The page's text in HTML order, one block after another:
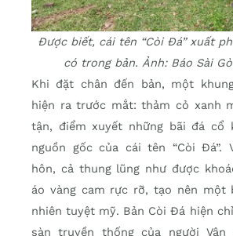
Được biết, cái tên “Còi Đá” xuất
có trong bản. Ảnh: Báo Sài
Khi đặt chân đến bản, một
hiện ra trước mắt: thảm cỏ xanh
tận, điểm xuyết những bãi đá cổ
nguồn gốc của cái tên “Còi Đá”.
hôn, cả thung lũng như được
áo vàng cam rực rỡ, tạo nên một
nhiên tuyệt mỹ. Bản Còi Đá hiện
sàn truyền thống của người Vân